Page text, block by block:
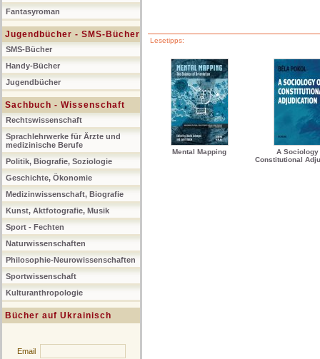
Fantasyroman
Jugendbücher - SMS-Bücher
SMS-Bücher
Handy-Bücher
Jugendbücher
Sachbuch - Wissenschaft
Rechtswissenschaft
Sprachlehrwerke für Ärzte und
medizinische Berufe
Politik, Biografie, Soziologie
Geschichte, Ökonomie
Medizinwissenschaft, Biografie
Kunst, Aktfotografie, Musik
Sport - Fechten
Naturwissenschaften
Philosophie-Neurowissenschaften
Sportwissenschaft
Kulturanthropologie
Bücher auf Ukrainisch
Email
Lesetipps:
Mental Mapping
A Sociology
Constitutional